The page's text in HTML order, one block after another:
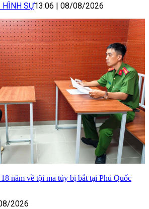
HÌNH SỰ13:06 | 08/08/2026
năm về tội ma túy bị bắt tại Phú Quốc
2026